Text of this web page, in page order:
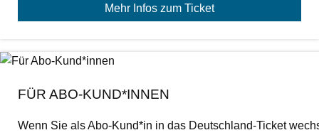
Mehr Infos zum Ticket
FÜR ABO-KUND*INNEN
Wenn Sie als Abo-Kund*in in das Deutschland-Ticket